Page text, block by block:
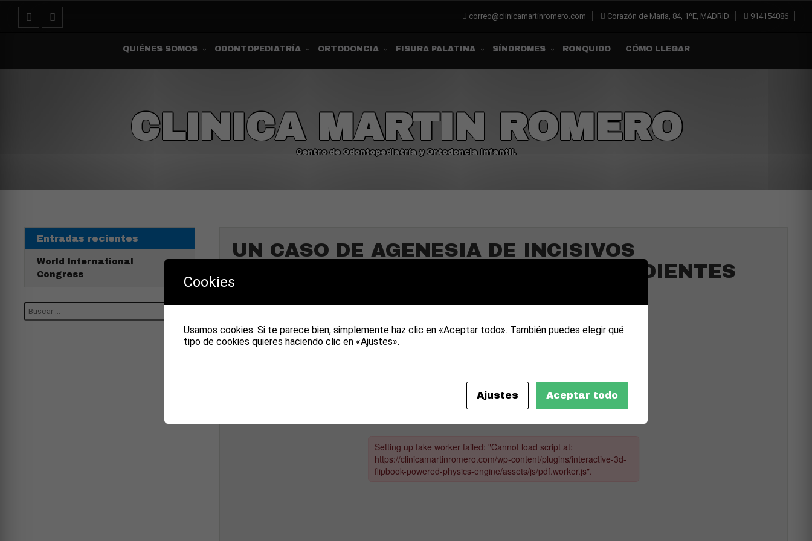
correo@clinicamartinromero.com Corazón de María, 84, 1ºE, MADRID 914154086
QUIÉNES SOMOS ODONTOPEDIATRÍA ORTODONCIA FISURA PALATINA SÍNDROMES RONQUIDO CÓMO LLEGAR
CLINICA MARTIN ROMERO
Centro de Odontopediatría y Ortodoncia Infantil.
UN CASO DE AGENESIA DE INCISIVOS
PERMANENTES Y DE SUS CORRESPONDIENTES
PIEZAS DECIDUAS.
Entradas recientes
World International
Congress
Cookies
Usamos cookies. Si te parece bien, simplemente haz clic en «Aceptar todo». También puedes elegir qué
tipo de cookies quieres haciendo clic en «Ajustes».
Ajustes Aceptar todo